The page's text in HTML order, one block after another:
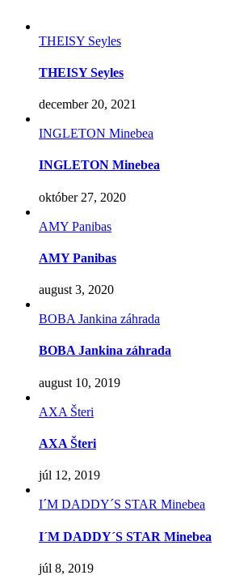
THEISY Seyles
THEISY Seyles
december 20, 2021
INGLETON Minebea
INGLETON Minebea
október 27, 2020
AMY Panibas
AMY Panibas
august 3, 2020
BOBA Jankina záhrada
BOBA Jankina záhrada
august 10, 2019
AXA Šteri
AXA Šteri
júl 12, 2019
I´M DADDY´S STAR Minebea
I´M DADDY´S STAR Minebea
júl 8, 2019